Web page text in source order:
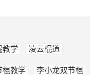
教学 凌云棍道
棍教学 李小龙双节棍